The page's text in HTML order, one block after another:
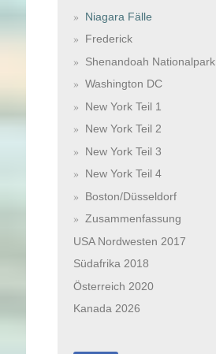
Niagara Fälle
Frederick
Shenandoah Nationalpark
Washington DC
New York Teil 1
New York Teil 2
New York Teil 3
New York Teil 4
Boston/Düsseldorf
Zusammenfassung
USA Nordwesten 2017
Südafrika 2018
Österreich 2020
Kanada 2026